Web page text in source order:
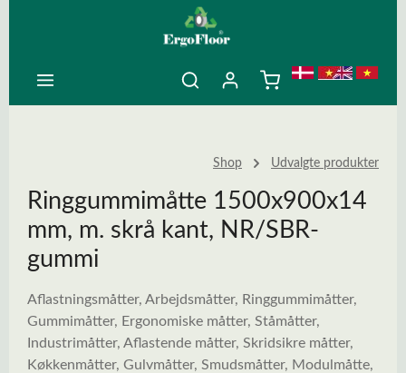
Shop Udvalgte produkter
Ringgummimåtte 1500x900x14
mm, m. skrå kant, NR/SBR-
gummi
Aflastningsmåtter, Arbejdsmåtter, Ringgummimåtter,
Gummimåtter, Ergonomiske måtter, Ståmåtter,
Industrimåtter, Aflastende måtter, Skridsikre måtter,
Køkkenmåtter, Gulvmåtter, Smudsmåtter, Modulmåtte,